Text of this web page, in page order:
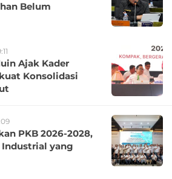
Belum
Ajak Kader
Konsolidasi
PKB 2026-2028,
yang